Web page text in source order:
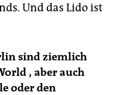
Und das Lido ist
sind ziemlich
, aber auch
oder den